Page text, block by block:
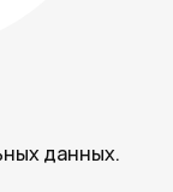
данных.